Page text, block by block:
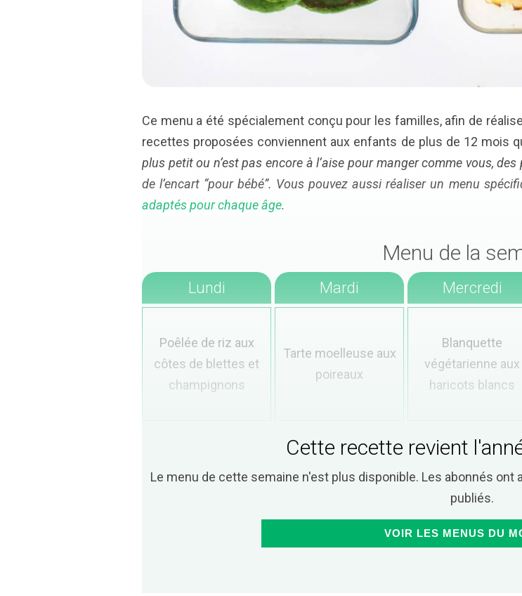
Ce menu a été spécialement conçu pour les familles, afin de
recettes proposées conviennent aux enfants de plus de 12 mois
plus petit ou n’est pas encore à l’aise pour manger comme vous,
de l’encart “pour bébé”. Vous pouvez aussi réaliser un menu
adaptés pour chaque âge.
Menu de la
Lundi
Poêlée de riz aux
côtes de blettes et
champignons
Mardi
Tarte moelleuse aux
poireaux
Mercredi
Blanquette
végétarienne aux
haricots blancs
Cette recette revient
Le menu de cette semaine n'est plus disponible. Les abonnés
publiés.
VOIR LES MENUS DU